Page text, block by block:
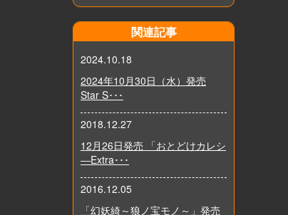
関連記事
2024.10.18
2024年10月30日（水）発売
Star S･･･
2018.12.27
12月26日発売 「おとどけカレシ
―Extra･･･
2016.12.05
「幻妖綺～狼ノ宝モノ～」発売